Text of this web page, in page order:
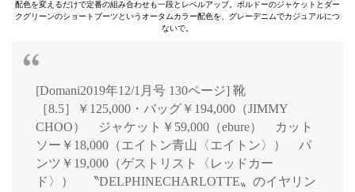
配色を変えるだけで定番の組み合わせも一段とレベルアップ。ボルドーのジャケットとダー
クグリーンのショートブーツというオータムカラー配色を、グレーデニムでカジュアルにつ
ないで。
[Domani2019年12/1月号 130ページ] 靴
［8.5］￥125,000・バッグ￥194,000（JIMMY
CHOO） ジャケット￥59,000（ebure） カット
ソー￥18,000（エイトン青山〈エイトン〉） パ
ンツ￥19,000（ゲストリスト〈レッドカー
ド〉） 〝DELPHINECHARLOTTE〟のイヤリン